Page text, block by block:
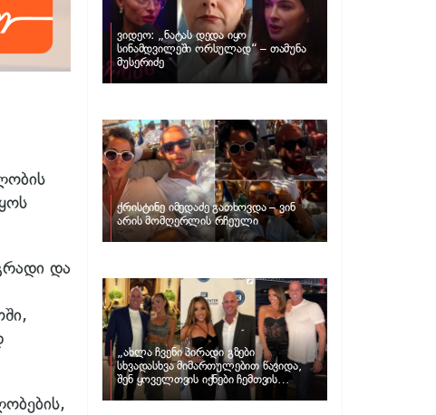
და
ვიდეო: „ნატას დედა იყო
სინამდვილეში ორსულად“ – თამუნა
მუსერიძე
ქრისტინე იმედაძე გათხოვდა – ვინ
არის მომღერლის რჩეული
„ახლა ჩვენი პირადი გზები
სხვადასხვა მიმართულებით წავიდა,
შენ ყოველთვის იქნები ჩემთვის
შთაგონების წყარო“ – ნუცა ბუზალაძე